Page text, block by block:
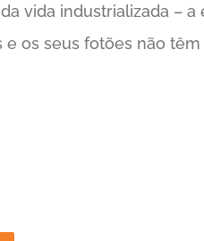
vida industrializada – a
os seus fotões não